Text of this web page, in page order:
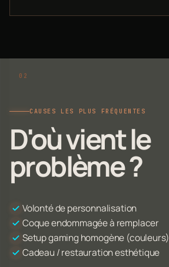
CAUSES LES PLUS FRÉQUENTES
D'où vient le
problème ?
Volonté de personnalisation
Coque endommagée à remplacer
Setup gaming homogène (couleurs)
Cadeau / restauration esthétique